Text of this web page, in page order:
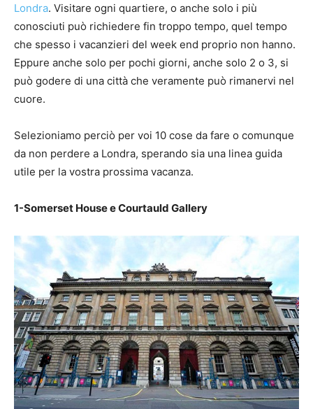
Londra. Visitare ogni quartiere, o anche solo i più
conosciuti può richiedere fin troppo tempo, quel tempo
che spesso i vacanzieri del week end proprio non hanno.
Eppure anche solo per pochi giorni, anche solo 2 o 3, si
può godere di una città che veramente può rimanervi nel
cuore.
Selezioniamo perciò per voi 10 cose da fare o comunque
da non perdere a Londra, sperando sia una linea guida
utile per la vostra prossima vacanza.
1-Somerset House e Courtauld Gallery